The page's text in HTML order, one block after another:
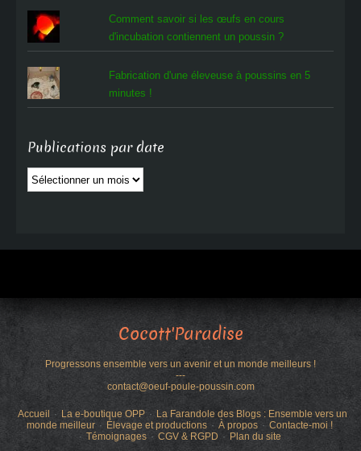
Comment savoir si les œufs en cours
d'incubation contiennent un poussin ?
Fabrication d'une éleveuse à poussins en 5
minutes !
Publications par date
Publications
par
Cocott'Paradise
Progressons ensemble vers un avenir et un monde meilleurs !
---
contact@oeuf-poule-poussin.com
Accueil La e-boutique OPP
La Farandole des Blogs : Ensemble vers un
monde meilleur
Élevage et productions À propos
Contacte-moi !
Témoignages
CGV & RGPD Plan du site